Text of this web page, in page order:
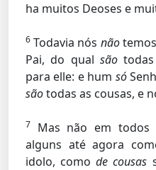
ha muitos Deoses e
6 Todavia nós não
Pai, do qual sãotodas
para elle: e hum só
sãotodas as cousas, e
7 Mas não em todos
alguns até agora
idolo, comode cousas